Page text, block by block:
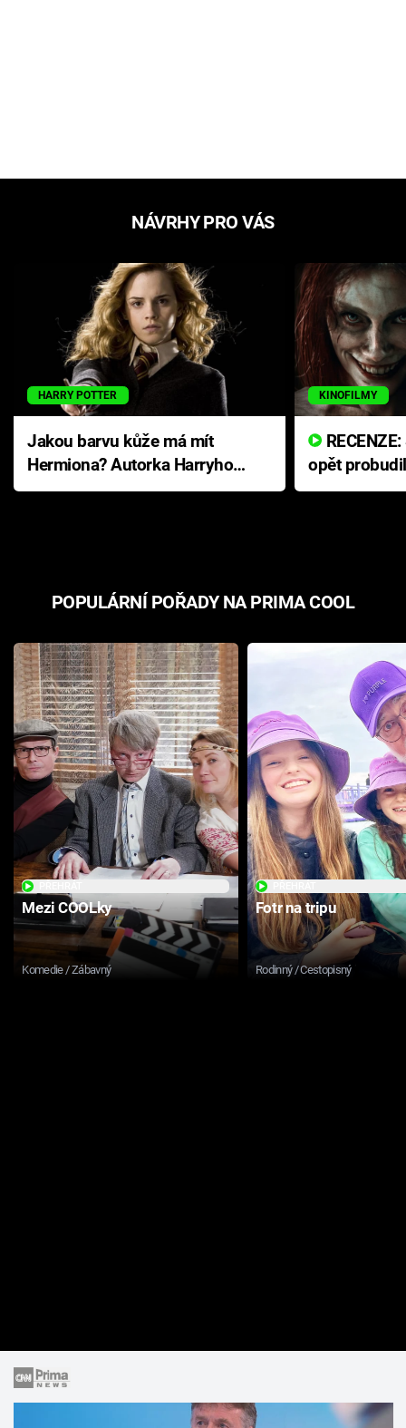
NÁVRHY PRO VÁS
HARRY POTTER
Jakou barvu kůže má mít
Hermiona? Autorka Harryho
Pottera přišla s ráznou
KINOFILMY
opět
přichází s
POPULÁRNÍ POŘADY NA PRIMA COOL
Mezi COOLky
Komedie / Zábavný
Fotr na tripu
Rodinný / Cestopisný